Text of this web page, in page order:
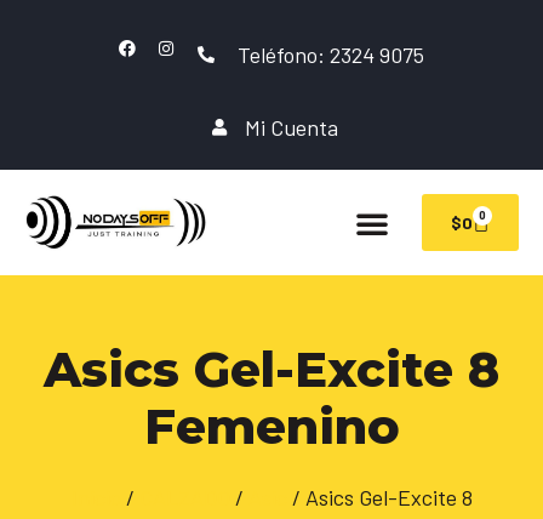
Teléfono: 2324 9075
Mi Cuenta
$0 0
Asics Gel-Excite 8
Femenino
/ /
/ Asics Gel-Excite 8